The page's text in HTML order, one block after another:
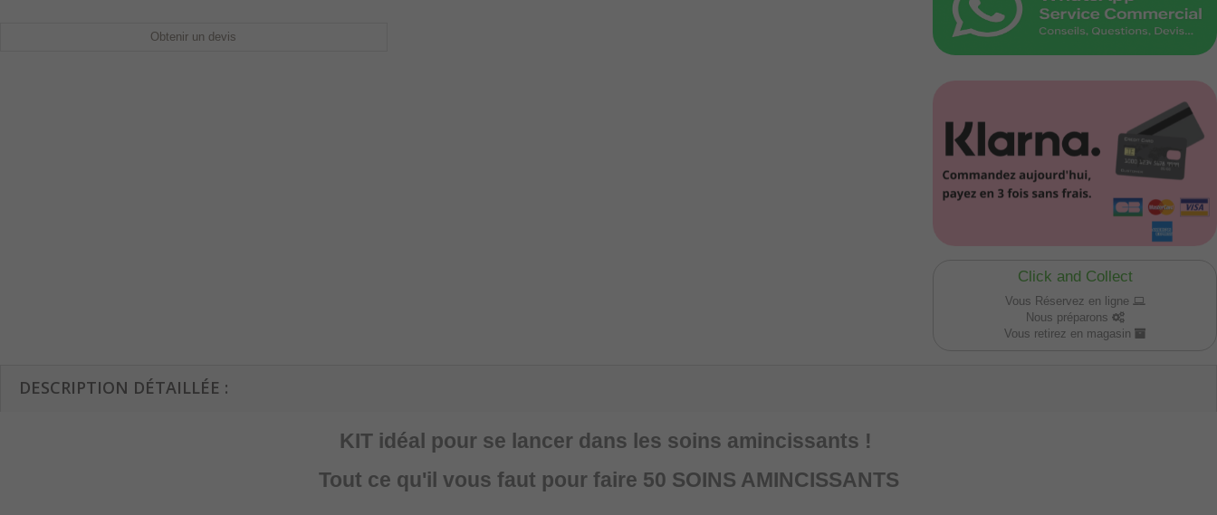
Obtenir un devis
Click and Collect
Vous Réservez en ligne
Nous préparons
Vous retirez en magasin
DESCRIPTION DÉTAILLÉE :
KIT idéal pour se lancer dans les soins amincissants !
Tout ce qu'il vous faut pour faire 50 SOINS AMINCISSANTS